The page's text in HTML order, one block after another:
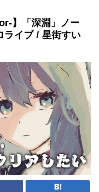
】「深淵」ノー
ライブ / 星街すい